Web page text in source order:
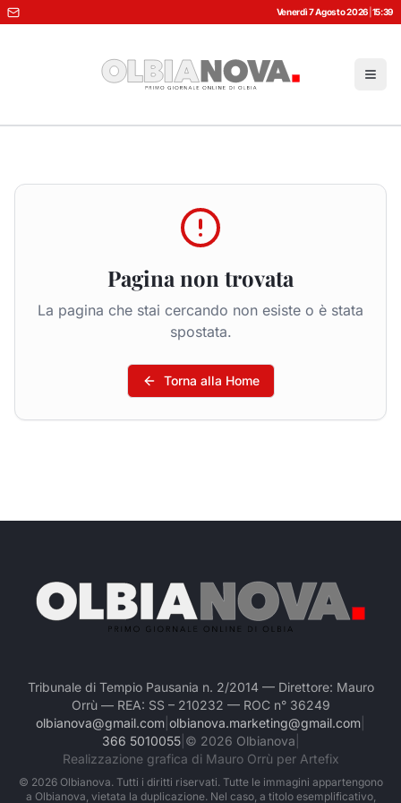
Venerdì 7 Agosto 2026 15:39
Pagina non trovata
La pagina che stai cercando non esiste o è stata
spostata.
Torna alla Home
Tribunale di Tempio Pausania n. 2/2014 — Direttore: Mauro
Orrù — REA: SS – 210232 — ROC n° 36249
olbianova@gmail.com olbianova.marketing@gmail.com
366 5010055| © 2026 Olbianova
Realizzazione grafica di Mauro Orrù per Artefix
© 2026Olbianova. Tutti i diritti riservati. Tutte le immagini appartengono
a Olbianova, vietata la duplicazione. Nel caso, a titolo esemplificativo,